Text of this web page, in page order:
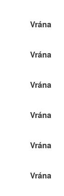
Vrána
Vrána
Vrána
Vrána
Vrána
Vrána